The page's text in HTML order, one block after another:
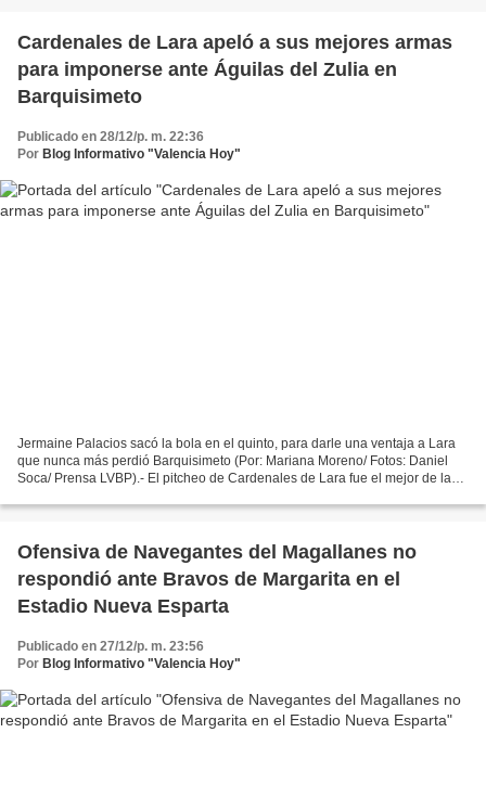
Cardenales de Lara apeló a sus mejores armas
para imponerse ante Águilas del Zulia en
Barquisimeto
Publicado en 28/12/p. m. 22:36
Por Blog Informativo "Valencia Hoy"
Jermaine Palacios sacó la bola en el quinto, para darle una ventaja a Lara
que nunca más perdió Barquisimeto (Por: Mariana Moreno/ Fotos: Daniel
Soca/ Prensa LVBP).- El pitcheo de Cardenales de Lara fue el mejor de la
Ofensiva de Navegantes del Magallanes no
respondió ante Bravos de Margarita en el
Estadio Nueva Esparta
Publicado en 27/12/p. m. 23:56
Por Blog Informativo "Valencia Hoy"